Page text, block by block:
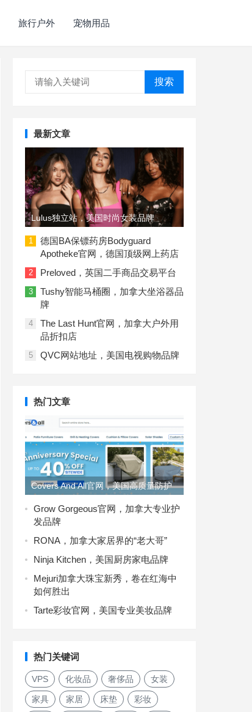
旅行户外 宠物用品
搜索
最新文章
Lulus独立站，美国时尚女装品牌
1
德国BA保镖药房Bodyguard
Apotheke官网，德国顶级网上药店
2 Preloved，英国二手商品交易平台
3
Tushy智能马桶圈，加拿大坐浴器品
牌
4
The Last Hunt官网，加拿大户外用
品折扣店​
5 QVC网站地址，美国电视购物品牌
热门文章
Covers And All官网，美国高质量防护
产品品牌
Grow Gorgeous官网，加拿大专业护
发品牌
RONA，加拿大家居界的“老大哥”
Ninja Kitchen，美国厨房家电品牌
Mejuri加拿大珠宝新秀，卷在红海中
如何胜出
Tarte彩妆官网，美国专业美妆品牌
热门关键词
VPS 化妆品 奢侈品 女装
家具 家居 床垫 彩妆